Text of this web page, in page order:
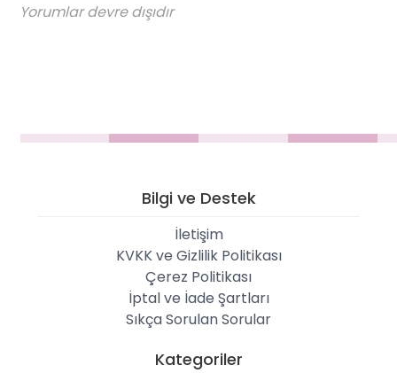
Yorumlar devre dışıdır
Bilgi ve Destek
İletişim
KVKK ve Gizlilik Politikası
Çerez Politikası
İptal ve İade Şartları
Sıkça Sorulan Sorular
Kategoriler